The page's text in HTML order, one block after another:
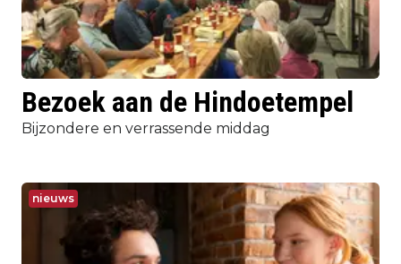
Bezoek aan de Hindoetempel
Bijzondere en verrassende middag
nieuws